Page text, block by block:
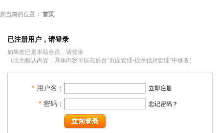
您当前的位置： 首页
已注册用户，请登录
如果您已是本站会员，请登录
（此为默认内容，具体内容可以在后台“页面管理-提示信息管理”中修改）
* 用户名： 立即注册
* 密码： 忘记密码？